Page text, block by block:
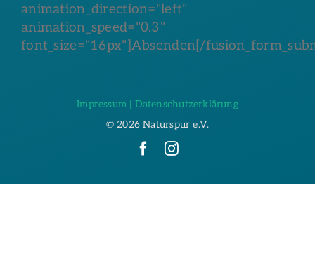
animation_direction="left"
animation_speed="0.3"
font_size="16px"]Absenden[/
Impressum
Datenschutzerklärung
©2026 Naturspur e.V.